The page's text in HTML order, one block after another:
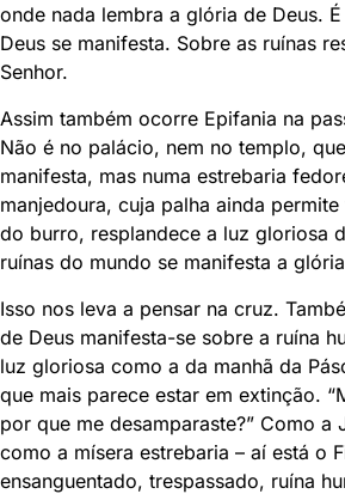
onde nada lembra a glória de Deus.
Deus se manifesta. Sobre as ruínas
Senhor.
Assim também ocorre Epifania na
Não é no palácio, nem no templo,
manifesta, mas numa estrebaria
manjedoura, cuja palha ainda
do burro, resplandece a luz gloriosa
ruínas do mundo se manifesta a
Isso nos leva a pensar na cruz.
de Deus manifesta-se sobre a ruína
luz gloriosa como a da manhã da
que mais parece estar em extinção.
por que me desamparaste?” Como a
como a mísera estrebaria – aí está o
ensanguentado, trespassado, ruína